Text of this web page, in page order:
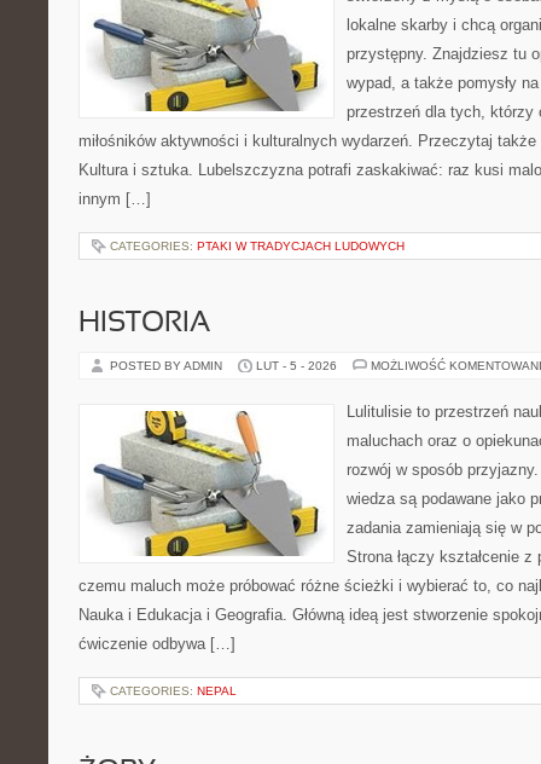
lokalne skarby i chcą
przystępny. Znajdziesz tu
wypad, a także pomysły
przestrzeń dla tych, którzy
miłośników aktywności i kulturalnych wydarzeń. Przeczytaj
Kultura i sztuka. Lubelszczyzna potrafi zaskakiwać: raz kusi
innym […]
CATEGORIES: PTAKI W TRADYCJACH LUDOWYCH
HISTORIA
POSTED BY ADMIN LUT - 5 - 2026 MOŻLIWOŚĆ
Lulitulisie to przestrzeń
maluchach oraz o
rozwój w sposób
wiedza są podawane jako
zadania zamieniają się w
Strona łączy kształcenie z
czemu maluch może próbować różne ścieżki i wybierać to, co
Nauka i Edukacja i Geografia. Główną ideą jest stworzenie
ćwiczenie odbywa […]
CATEGORIES: NEPAL